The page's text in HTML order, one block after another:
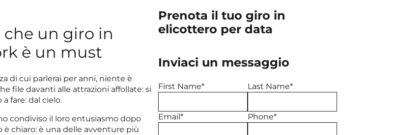
un giro in
è un must
di cui parlerai per anni, niente è
file davanti alle attrazioni affollate: si
fare: dal cielo.
condiviso il loro entusiasmo dopo
chiaro: è una delle avventure più
Prenota il tuo giro in
elicottero per data
Inviaci un messaggio
First Name* Last Name*
Email* Phone*